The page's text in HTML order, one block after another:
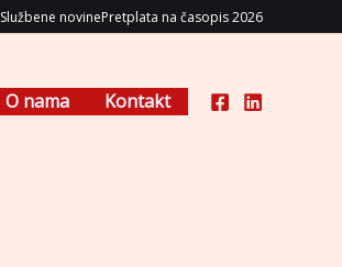
Službene novinePretplata na časopis 2026
O nama Kontakt